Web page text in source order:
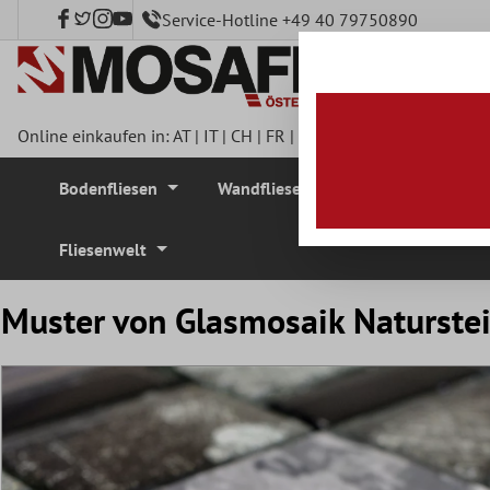
springen Service-Hotline +49 40 79750890
Online einkaufen in:AT| IT| CH | FR |
Bodenfliesen Wandfliesen
Fliesenwelt
Muster von Glasmosaik